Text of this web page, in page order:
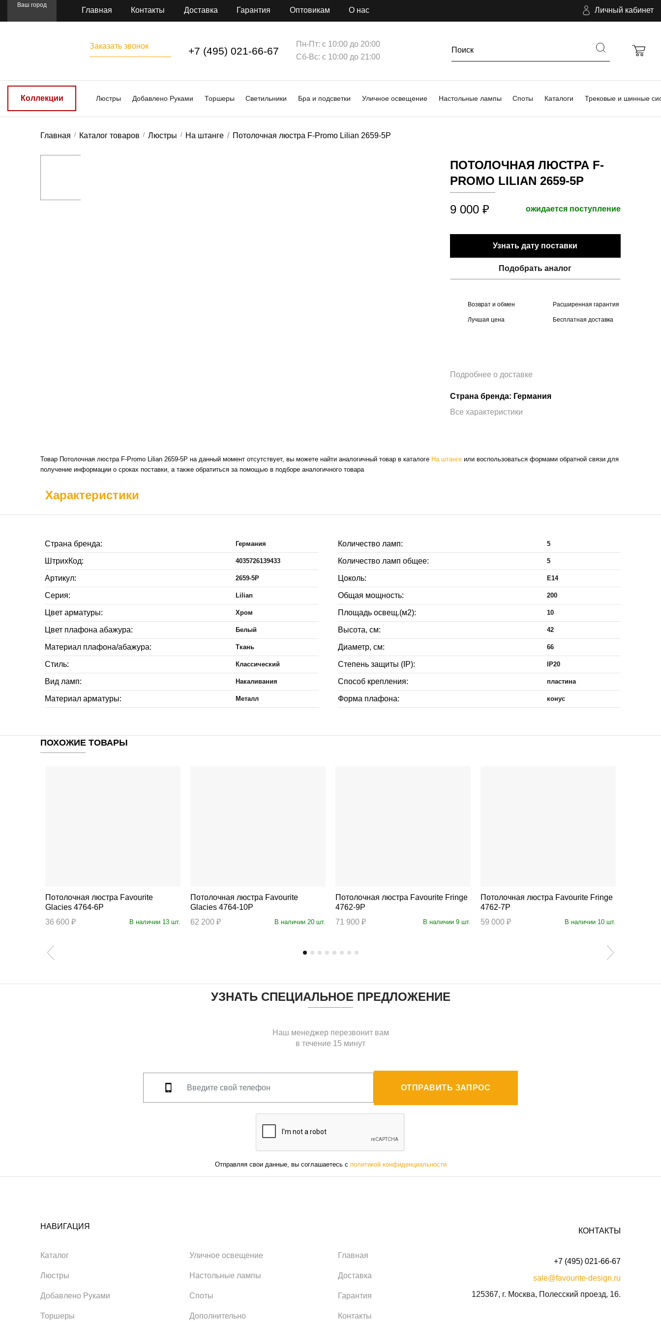
Ваш город
Главная Контакты Доставка Гарантия Оптовикам О нас Личный кабинет
Заказать звонок +7 (495) 021-66-67
Пн-Пт: с 10:00 до 20:00
Сб-Вс: с 10:00 до 21:00
Коллекции Люстры Добавлено Руками Торшеры Светильники Бра и подсветки Уличное освещение Настольные лампы Споты Каталоги Трековые и шинные
Главная Каталог товаров Люстры На штанге Потолочная люстра F-Promo Lilian 2659-5P
ПОТОЛОЧНАЯ ЛЮСТРА F-
PROMO LILIAN 2659-5P
9 000 ₽ ожидается поступление
Узнать дату поставки
Подобрать аналог
Возврат и обмен Расширенная гарантия
Лучшая цена Бесплатная доставка
Подробнее о доставке
Страна бренда: Германия
Все характеристики
Товар Потолочная люстра F-Promo Lilian 2659-5P на данный момент отсутствует, вы можете найти аналогичный товар в каталоге На штанге или воспользоваться формами обратной связи для
получение информации о сроках поставки, а также обратиться за помощью в подборе аналогичного товара
Характеристики
Страна бренда: Германия
ШтрихКод: 4035726139433
Артикул: 2659-5P
Серия: Lilian
Цвет арматуры: Хром
Цвет плафона абажура: Белый
Материал плафона/абажура: Ткань
Стиль: Классический
Вид ламп: Накаливания
Материал арматуры: Металл
Количество ламп: 5
Количество ламп общее: 5
Цоколь: E14
Общая мощность: 200
Площадь освещ.(м2): 10
Высота, см: 42
Диаметр, см: 66
Степень защиты (IP): IP20
Способ крепления: пластина
Форма плафона: конус
ПОХОЖИЕ ТОВАРЫ
Потолочная люстра Favourite
Glacies 4764-6P
36 600 ₽
В наличии 13 шт.
Потолочная люстра Favourite
Glacies 4764-10P
62 200 ₽
В наличии 20 шт.
Потолочная люстра Favourite Fringe
4762-9P
71 900 ₽
В наличии 9 шт.
Потолочная люстра Favourite Fringe
4762-7P
59 000 ₽
В наличии 10 шт.
УЗНАТЬ СПЕЦИАЛЬНОЕ ПРЕДЛОЖЕНИЕ
Наш менеджер перезвонит вам
в течение 15 минут
ОТПРАВИТЬ ЗАПРОС
Отправляя свои данные, вы соглашаетесь с политикой конфиденциальности
НАВИГАЦИЯ
Каталог
Люстры
Добавлено Руками
Торшеры
Уличное освещение
Настольные лампы
Споты
Дополнительно
Главная
Доставка
Гарантия
Контакты
КОНТАКТЫ
+7 (495) 021-66-67
sale@favourite-design.ru
125367, г. Москва, Полесский проезд, 16.